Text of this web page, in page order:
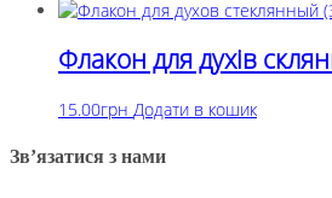
Флакон для духів
15.00грн Додати в кошик
Зв’язатися з нами